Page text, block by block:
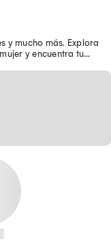
y mucho más. Explora
y encuentra tu